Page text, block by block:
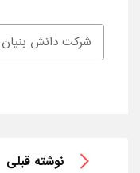
شرکت دانش بنیان
نوشته قبلی